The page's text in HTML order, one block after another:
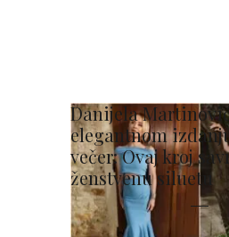
Danijela
elegantnom
večer: Ovaj kroj
ženstvenu siluetu